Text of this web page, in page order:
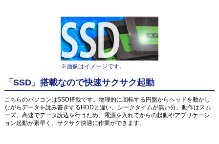
※画像はイメージです。
「SSD」搭載なので快速サクサク起動
こちらのパソコンはSSD搭載です。物理的に回転する円盤からヘッドを動かし
ながらデータを読み書きするHDDと違い、シークタイムが無い分、動作はスム
ーズ。高速でデータ読込を行うため、電源を入れてからの起動やアプリケーシ
ョン起動が素早く、サクサク快適に作業ができます。